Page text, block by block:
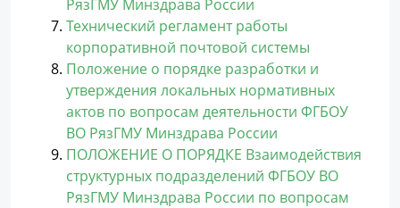
РязГМУ Минздрава России
Технический регламент работы
корпоративной почтовой системы
Положение о порядке разработки и
утверждения локальных нормативных
актов по вопросам деятельности ФГБОУ
ВО РязГМУ Минздрава России
ПОЛОЖЕНИЕ О ПОРЯДКЕ Взаимодействия
структурных подразделений ФГБОУ ВО
РязГМУ Минздрава России по вопросам